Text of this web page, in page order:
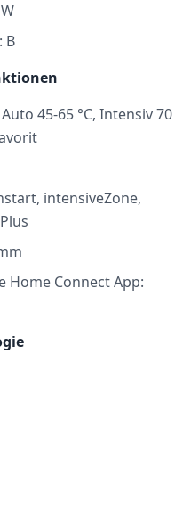
B
45-65 °C, Intensiv 70
intensiveZone,
Home Connect App: